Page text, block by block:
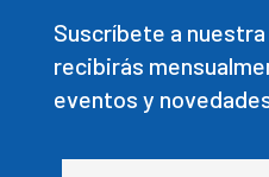
Suscríbete a
recibirás
eventos y